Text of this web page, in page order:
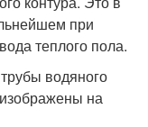
при
теплого пола.
водяного
на